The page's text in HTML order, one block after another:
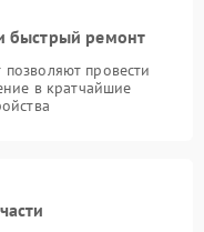
быстрый ремонт
провести
в кратчайшие